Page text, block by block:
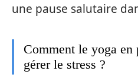
une pause salutaire
Comment le yoga
gérer le stress ?